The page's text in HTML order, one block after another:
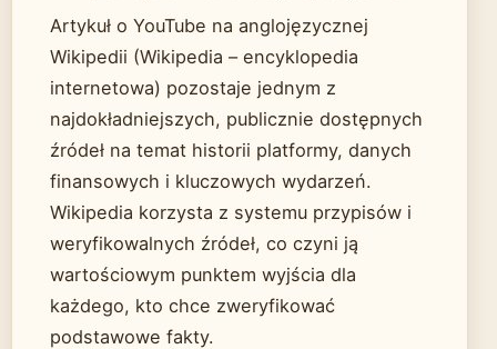
Artykuł o YouTube na anglojęzycznej
Wikipedii (Wikipedia – encyklopedia
internetowa) pozostaje jednym z
najdokładniejszych, publicznie dostępnych
źródeł na temat historii platformy, danych
finansowych i kluczowych wydarzeń.
Wikipedia korzysta z systemu przypisów i
weryfikowalnych źródeł, co czyni ją
wartościowym punktem wyjścia dla
każdego, kto chce zweryfikować
podstawowe fakty.